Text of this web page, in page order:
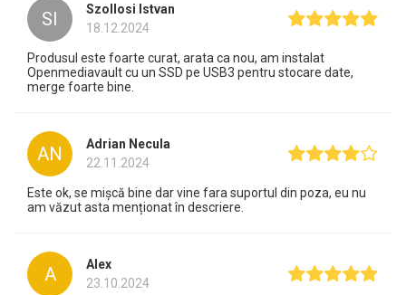
SI
Szollosi Istvan
18.12.2024
Produsul este foarte curat, arata ca nou, am instalat
Openmediavault cu un SSD pe USB3 pentru stocare date,
merge foarte bine.
AN
Adrian Necula
22.11.2024
Este ok, se mișcă bine dar vine fara suportul din poza, eu nu
am văzut asta menționat în descriere.
A
Alex
23.10.2024